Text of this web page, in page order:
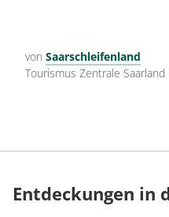
von Saarschleifenland
Tourismus Zentrale Saarland
Entdeckungen in